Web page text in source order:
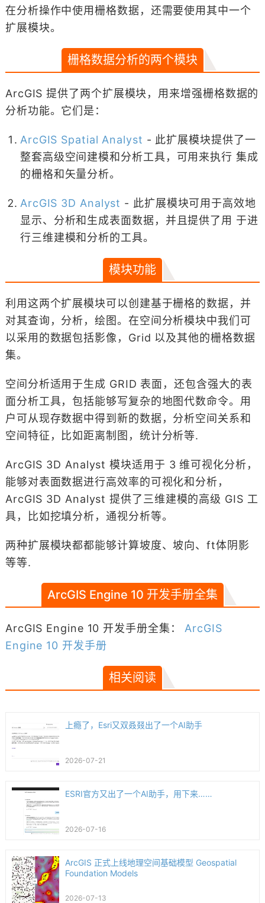
在分析操作中使用栅格数据，还需要使用其中一个
扩展模块。
栅格数据分析的两个模块
ArcGIS 提供了两个扩展模块，用来增强栅格数据的
分析功能。它们是：
ArcGIS Spatial Analyst - 此扩展模块提供了一
整套高级空间建模和分析工具，可用来执行 集成
的栅格和矢量分析。
ArcGIS 3D Analyst - 此扩展模块可用于高效地
显示、分析和生成表面数据，并且提供了用 于进
行三维建模和分析的工具。
模块功能
利用这两个扩展模块可以创建基于栅格的数据，并
对其查询，分析，绘图。在空间分析模块中我们可
以采用的数据包括影像，Grid 以及其他的栅格数据
集。
空间分析适用于生成 GRID 表面，还包含强大的表
面分析工具，包括能够写复杂的地图代数命令。用
户可从现存数据中得到新的数据，分析空间关系和
空间特征，比如距离制图，统计分析等.
ArcGIS 3D Analyst 模块适用于 3 维可视化分析，
能够对表面数据进行高效率的可视化和分析，
ArcGIS 3D Analyst 提供了三维建模的高级 GIS 工
具，比如挖填分析，通视分析等。
两种扩展模块都都能够计算坡度、坡向、ft体阴影
等等.
ArcGIS Engine 10 开发手册全集
ArcGIS Engine 10 开发手册全集： ArcGIS
Engine 10 开发手册
相关阅读
上瘾了，Esri又双叒叕出了一个AI助手
2026-07-21
ESRI官方又出了一个AI助手，用下来……
2026-07-16
ArcGIS 正式上线地理空间基础模型 Geospatial
Foundation Models
2026-07-13